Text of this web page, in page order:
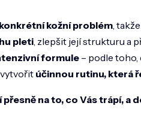
konkrétní kožní problém,
pleti, zlepšit její strukturu a
formule – podle toho,
účinnou rutinu, která
na to, co Vás trápí,